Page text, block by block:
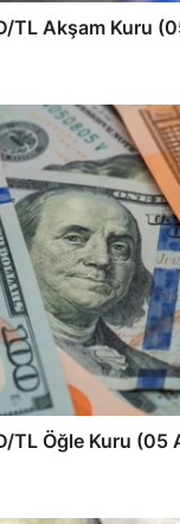
TL Akşam Kuru
TL Öğle Kuru